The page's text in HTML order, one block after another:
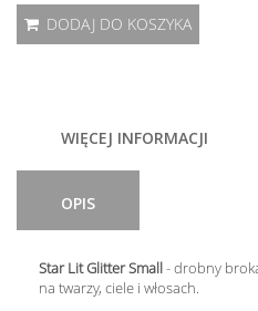
DODAJ DO KOSZYKA
WIĘCEJ INFORMACJI
OPIS
Star Lit Glitter Small- drobny
na twarzy, ciele i włosach.